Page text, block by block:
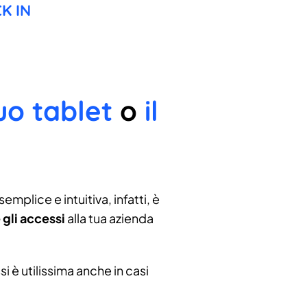
IN
tablet o il
e intuitiva, infatti, è
accessi alla tua azienda
è utilissima anche in casi